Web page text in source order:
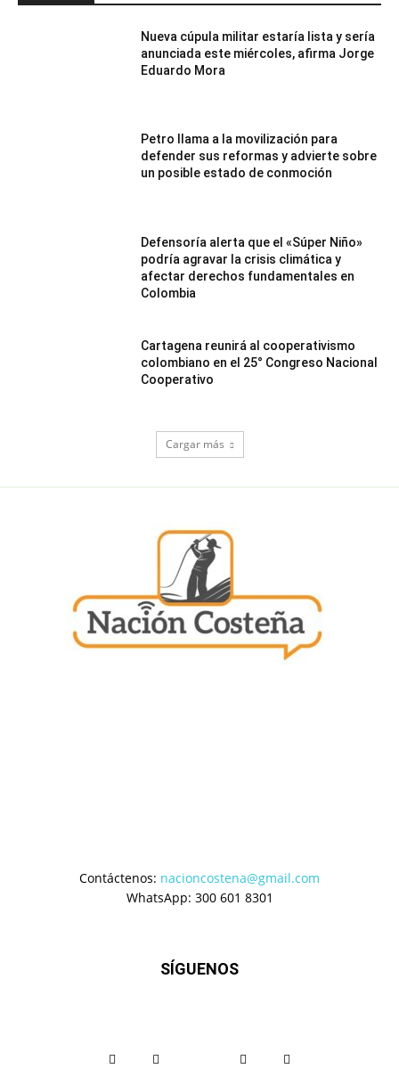
Nueva cúpula militar estaría lista y sería
anunciada este miércoles, afirma Jorge
Eduardo Mora
Petro llama a la movilización para
defender sus reformas y advierte sobre
un posible estado de conmoción
Defensoría alerta que el «Súper Niño»
podría agravar la crisis climática y
afectar derechos fundamentales en
Colombia
Cartagena reunirá al cooperativismo
colombiano en el 25° Congreso Nacional
Cooperativo
Cargar más
Contáctenos: nacioncostena@gmail.com
WhatsApp: 300 601 8301
SÍGUENOS